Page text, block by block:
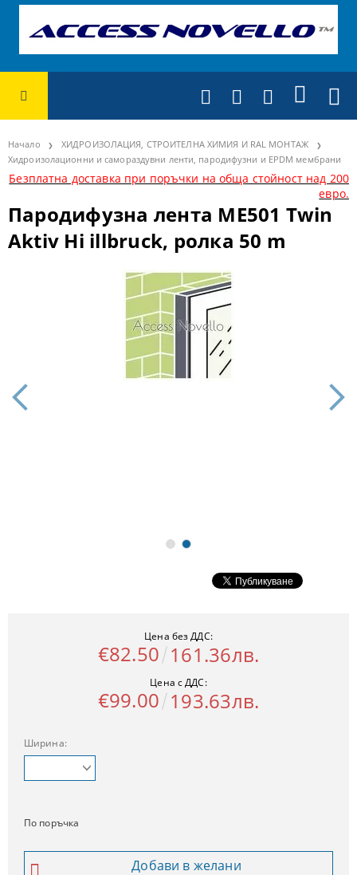
Начало
ХИДРОИЗОЛАЦИЯ, СТРОИТЕЛНА ХИМИЯ И RAL МОНТАЖ
Хидроизолационни и самораздувни ленти, пародифузни и EPDM мембрани
Безплатна доставка при поръчки на обща стойност над 200
евро.
Пародифузна лента ME501 Twin
Aktiv Hi illbruck, ролка 50 m
Цена без ДДС:
€82.50 161.36лв.
Цена с ДДС:
€99.00 193.63лв.
Ширина:
По поръчка
Добави в желани